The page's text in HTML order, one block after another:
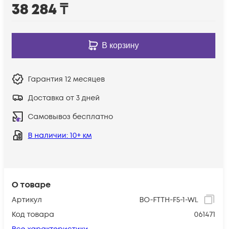
О товаре
Артикул
BO-FTTH-F5-1-WL
Код товара
061471
38 284₸
В корзину
Гарантия 12 месяцев
Доставка от 3 дней
Самовывоз бесплатно
В наличии: 10+ км